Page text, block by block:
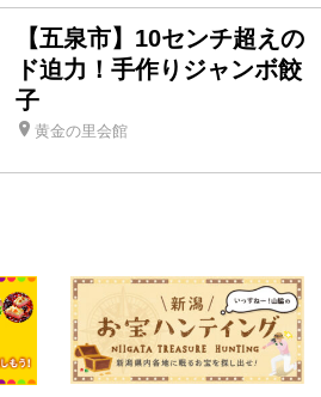
【五泉市】10センチ超えの
ド迫力！手作りジャンボ餃
子
黄金の里会館